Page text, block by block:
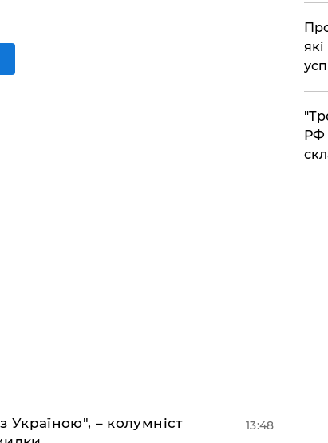
Україною", – колумніст
13:48
РФ